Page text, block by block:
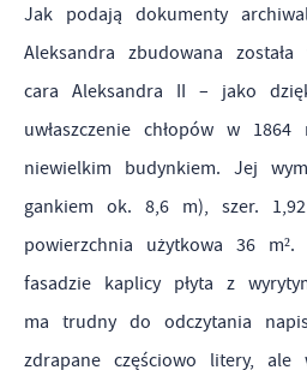
Jak podają dokumenty
Aleksandra zbudowana
cara Aleksandra II – jako
uwłaszczenie chłopów w
niewielkim budynkiem. Jej
gankiem ok. 8,6 m), szer.
powierzchnia użytkowa 36
fasadzie kaplicy płyta z
ma trudny do odczytania
zdrapane częściowo litery, ale